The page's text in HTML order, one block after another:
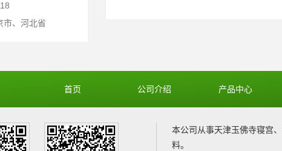
市、河北省
首页 公司介绍 产品中心
本公司从事天津玉佛寺寝宫、
料。